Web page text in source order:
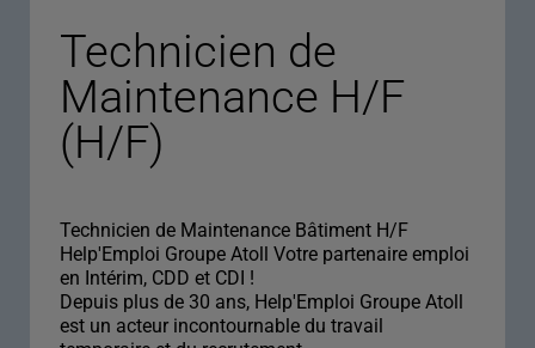
Technicien de
Maintenance H/F
(H/F)
Technicien de Maintenance Bâtiment H/F
Help'Emploi Groupe Atoll Votre partenaire emploi
en Intérim, CDD et CDI !
Depuis plus de 30 ans, Help'Emploi Groupe Atoll
est un acteur incontournable du travail